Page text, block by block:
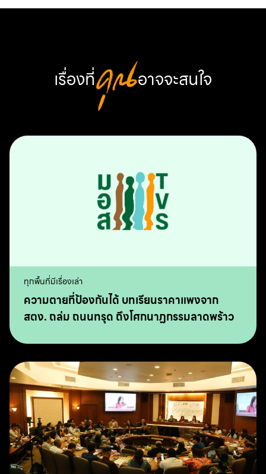
เรื่องที่คุณ อาจจะสนใจ
ทุกพื้นที่มีเรื่องเล่า
ความตายที่ป้องกันได้ บทเรียนราคาแพงจาก
สตง. ถล่ม ถนนทรุด ถึงโศกนาฏกรรมลาดพร้าว